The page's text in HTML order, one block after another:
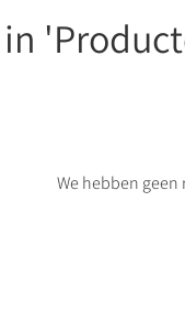
We hebben